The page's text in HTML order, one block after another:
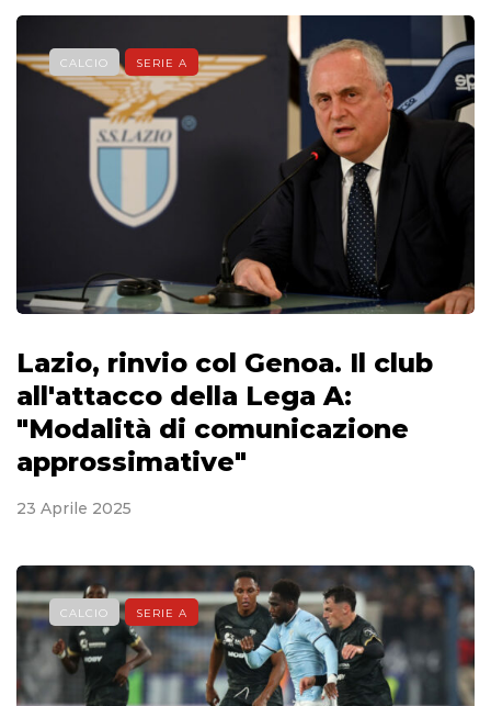
CALCIO SERIE A
Lazio, rinvio col Genoa. Il club
all'attacco della Lega A:
"Modalità di comunicazione
approssimative"
23 Aprile 2025
CALCIO SERIE A